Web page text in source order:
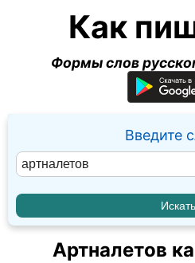
Как
Формы слов
Введите
Артналетов